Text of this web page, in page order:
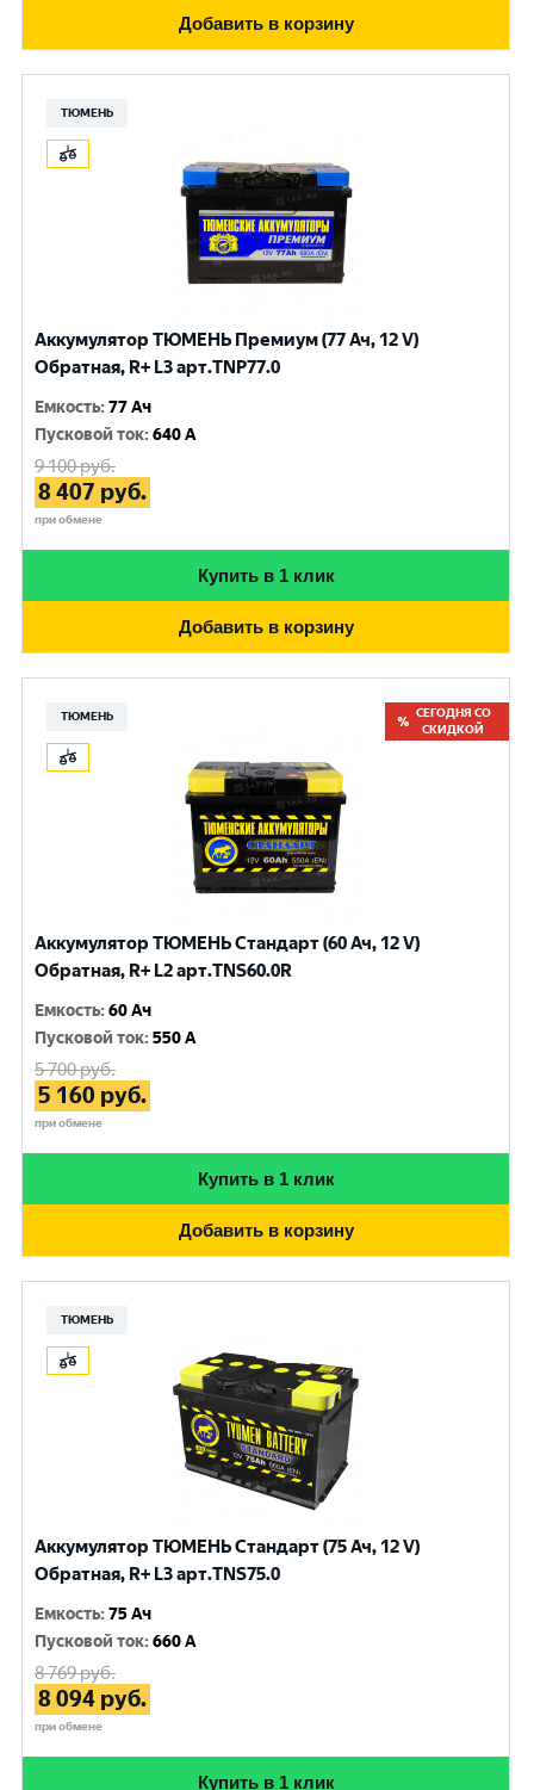
Добавить в корзину
ТЮМЕНЬ
Аккумулятор ТЮМЕНЬ Премиум (77 Ач, 12 V)
Обратная, R+ L3 арт.TNP77.0
Емкость:77 Ач
Пусковой ток:640 A
9 100руб.
8 407 руб.
при обмене
Купить в 1 клик
Добавить в корзину
ТЮМЕНЬ
СЕГОДНЯ СО
СКИДКОЙ
Аккумулятор ТЮМЕНЬ Стандарт (60 Ач, 12 V)
Обратная, R+ L2 арт.TNS60.0R
Емкость:60 Ач
Пусковой ток:550 A
5 700руб.
5 160 руб.
при обмене
Купить в 1 клик
Добавить в корзину
ТЮМЕНЬ
Аккумулятор ТЮМЕНЬ Стандарт (75 Ач, 12 V)
Обратная, R+ L3 арт.TNS75.0
Емкость:75 Ач
Пусковой ток:660 A
8 769руб.
8 094 руб.
при обмене
Купить в 1 клик